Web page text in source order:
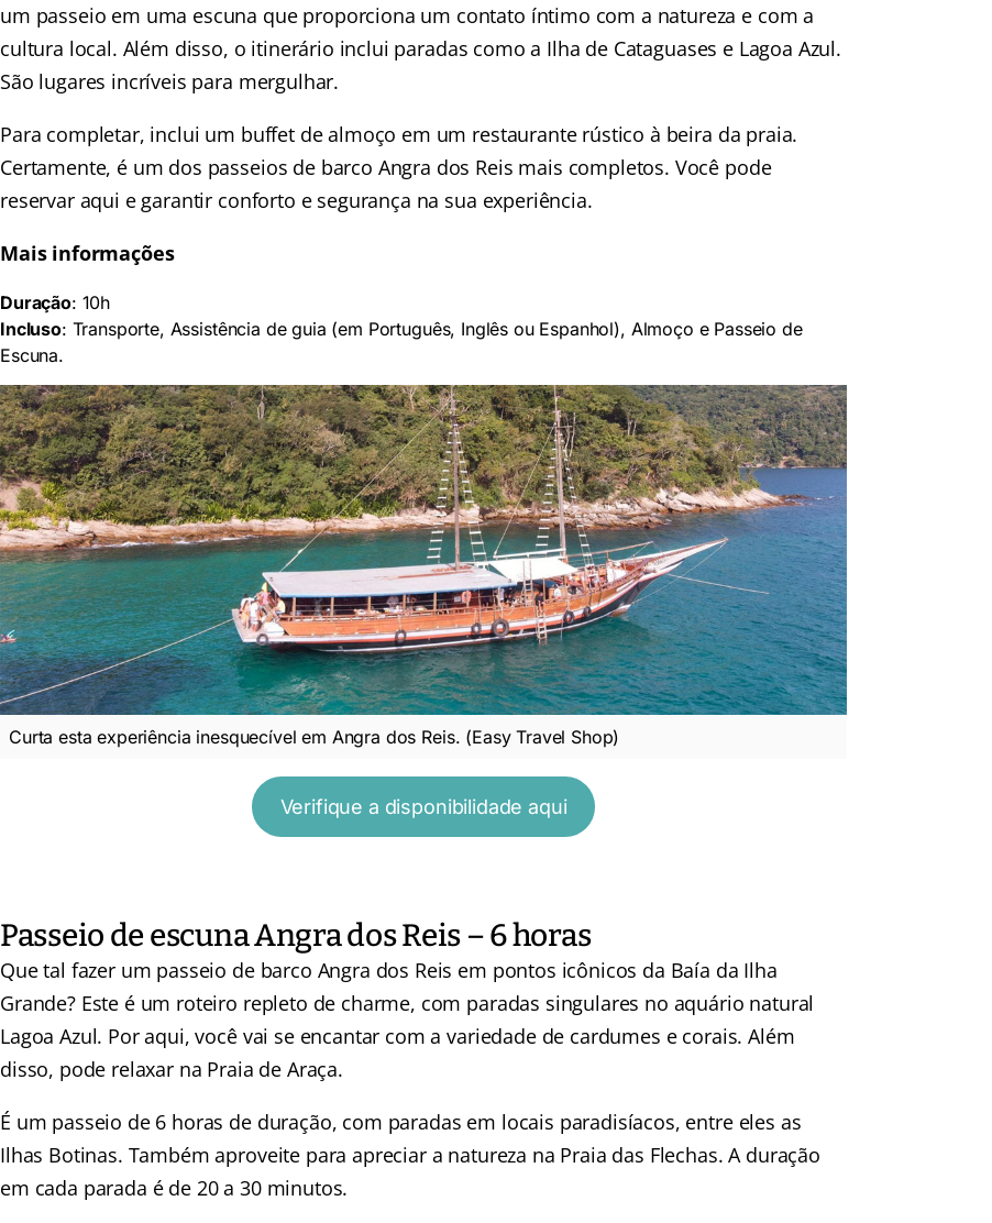
um passeio em uma escuna que proporciona um contato íntimo com a natureza e com a
cultura local. Além disso, o itinerário inclui paradas como a Ilha de Cataguases e Lagoa Azul.
São lugares incríveis para mergulhar.
Para completar, inclui um buffet de almoço em um restaurante rústico à beira da praia.
Certamente, é um dos passeios de barco Angra dos Reis mais completos. Você pode
reservar aqui e garantir conforto e segurança na sua experiência.
Mais informações
Duração: 10h
Incluso: Transporte, Assistência de guia (em Português, Inglês ou Espanhol), Almoço e Passeio de
Escuna.
Curta esta experiência inesquecível em Angra dos Reis. (Easy Travel Shop)
Verifique a disponibilidade aqui
Passeio de escuna Angra dos Reis – 6 horas
Que tal fazer um passeio de barco Angra dos Reis em pontos icônicos da Baía da Ilha
Grande? Este é um roteiro repleto de charme, com paradas singulares no aquário natural
Lagoa Azul. Por aqui, você vai se encantar com a variedade de cardumes e corais. Além
disso, pode relaxar na Praia de Araça.
É um passeio de 6 horas de duração, com paradas em locais paradisíacos, entre eles as
Ilhas Botinas. Também aproveite para apreciar a natureza na Praia das Flechas. A duração
em cada parada é de 20 a 30 minutos.